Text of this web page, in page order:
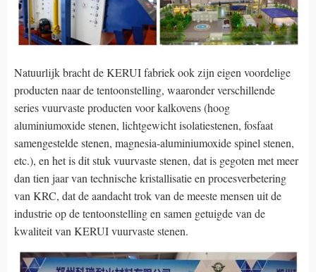
Natuurlijk bracht de KERUI fabriek ook zijn eigen voordelige
producten naar de tentoonstelling, waaronder verschillende
series vuurvaste producten voor kalkovens (hoog
aluminiumoxide stenen, lichtgewicht isolatiestenen, fosfaat
samengestelde stenen, magnesia-aluminiumoxide spinel stenen,
etc.), en het is dit stuk vuurvaste stenen, dat is gegoten met meer
dan tien jaar van technische kristallisatie en procesverbetering
van KRC, dat de aandacht trok van de meeste mensen uit de
industrie op de tentoonstelling en samen getuigde van de
kwaliteit van KERUI vuurvaste stenen.